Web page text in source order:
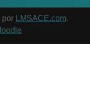
por LMSACE.com.